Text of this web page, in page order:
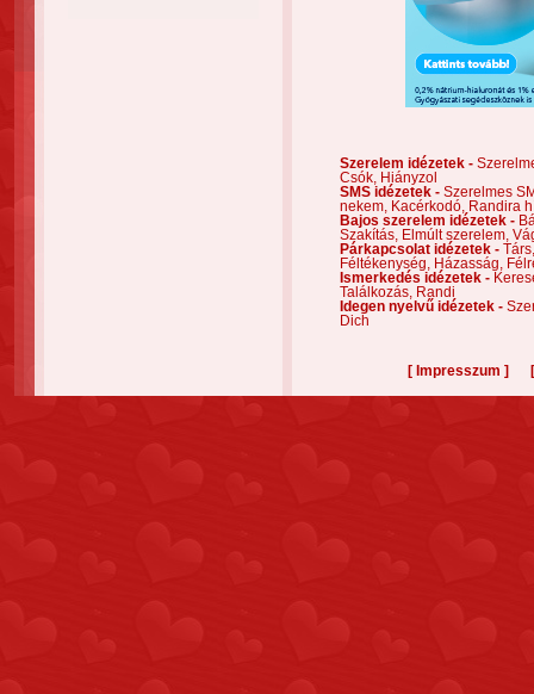
Szerelem idézetek -
Csók,
Hiányzol
SMS idézetek - Szerelmes
nekem,
Kacérkodó,
Randira
Bajos szerelem idézetek -
Szakítás,
Elmúlt szerelem,
Párkapcsolat idézetek -
Féltékenység,
Házasság,
Ismerkedés idézetek -
Találkozás,
Randi
Idegen nyelvű idézetek -
Dich
[ Impresszum ]